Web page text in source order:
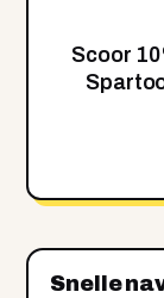
Scoor
Snelle